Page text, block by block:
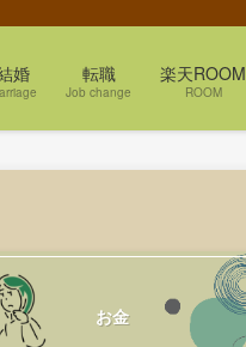
婚 転職
Job change
楽天ROOM
ROOM
お金